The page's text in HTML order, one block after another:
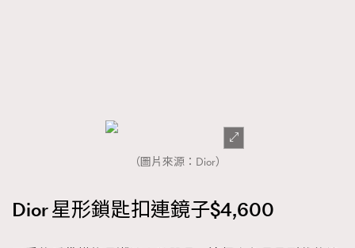
（圖片來源：Dior）
Dior 星形鎖匙扣連鏡子$4,600